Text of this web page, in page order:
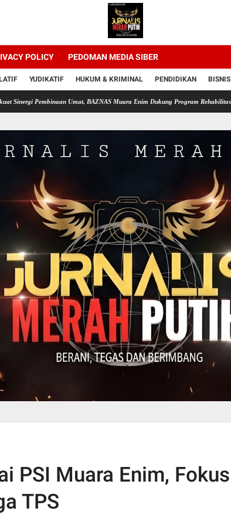
POLICY PEDOMAN MEDIA SIBER
YUDIKATIF HUKUM & KRIMINAL PENDIDIKAN BISNIS
Umat, BAZNAS Muara Enim Dukung Program Rehabilitasi dan
PSI Muara Enim, Fokus
TPS